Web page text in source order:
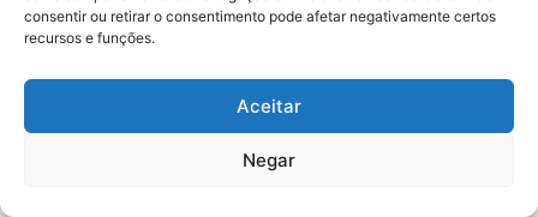
consentir ou retirar o consentimento pode afetar negativamente certos
recursos e funções.
Aceitar
Negar